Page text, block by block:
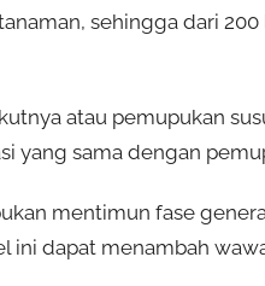
sehingga dari
atau pemupukan
yang sama dengan
mentimun fase
ini dapat menambah